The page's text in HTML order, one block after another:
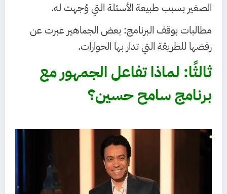
الصغير بسبب طبيعة الأسئلة التي وُجهت له.
مطالبات بوقف البرنامج: بعض الجماهير عبرت عن
رفضها للطريقة التي تدار بها الحوارات.
ثالثًا: لماذا تفاعل الجمهور مع
برنامج سامح حسين؟